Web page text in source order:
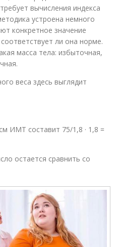
вычисления индекса
устроена немного
конкретное значение
ли она норме.
масса тела: избыточная,
веса здесь выглядит
ИМТ составит 75/1,8 · 1,8 =
остается сравнить со